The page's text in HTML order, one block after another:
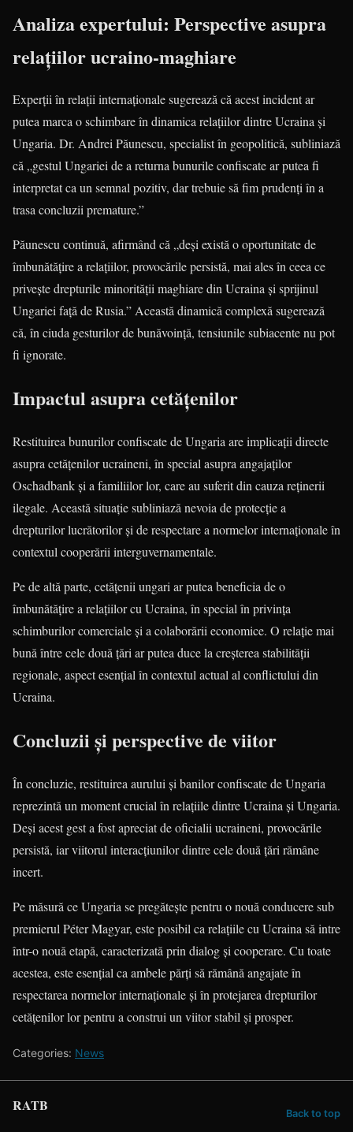
Analiza expertului: Perspective asupra
relațiilor ucraino-maghiare
Experții în relații internaționale sugerează că acest incident ar
putea marca o schimbare în dinamica relațiilor dintre Ucraina și
Ungaria. Dr. Andrei Păunescu, specialist în geopolitică, subliniază
că „gestul Ungariei de a returna bunurile confiscate ar putea fi
interpretat ca un semnal pozitiv, dar trebuie să fim prudenți în a
trasa concluzii premature.”
Păunescu continuă, afirmând că „deși există o oportunitate de
îmbunătățire a relațiilor, provocările persistă, mai ales în ceea ce
privește drepturile minorității maghiare din Ucraina și sprijinul
Ungariei față de Rusia.” Această dinamică complexă sugerează
că, în ciuda gesturilor de bunăvoință, tensiunile subiacente nu pot
fi ignorate.
Impactul asupra cetățenilor
Restituirea bunurilor confiscate de Ungaria are implicații directe
asupra cetățenilor ucraineni, în special asupra angajaților
Oschadbank și a familiilor lor, care au suferit din cauza reținerii
ilegale. Această situație subliniază nevoia de protecție a
drepturilor lucrătorilor și de respectare a normelor internaționale în
contextul cooperării interguvernamentale.
Pe de altă parte, cetățenii ungari ar putea beneficia de o
îmbunătățire a relațiilor cu Ucraina, în special în privința
schimburilor comerciale și a colaborării economice. O relație mai
bună între cele două țări ar putea duce la creșterea stabilității
regionale, aspect esențial în contextul actual al conflictului din
Ucraina.
Concluzii și perspective de viitor
În concluzie, restituirea aurului și banilor confiscate de Ungaria
reprezintă un moment crucial în relațiile dintre Ucraina și Ungaria.
Deși acest gest a fost apreciat de oficialii ucraineni, provocările
persistă, iar viitorul interacțiunilor dintre cele două țări rămâne
incert.
Pe măsură ce Ungaria se pregătește pentru o nouă conducere sub
premierul Péter Magyar, este posibil ca relațiile cu Ucraina să intre
într-o nouă etapă, caracterizată prin dialog și cooperare. Cu toate
acestea, este esențial ca ambele părți să rămână angajate în
respectarea normelor internaționale și în protejarea drepturilor
cetățenilor lor pentru a construi un viitor stabil și prosper.
Categories: News
RATB Back to top